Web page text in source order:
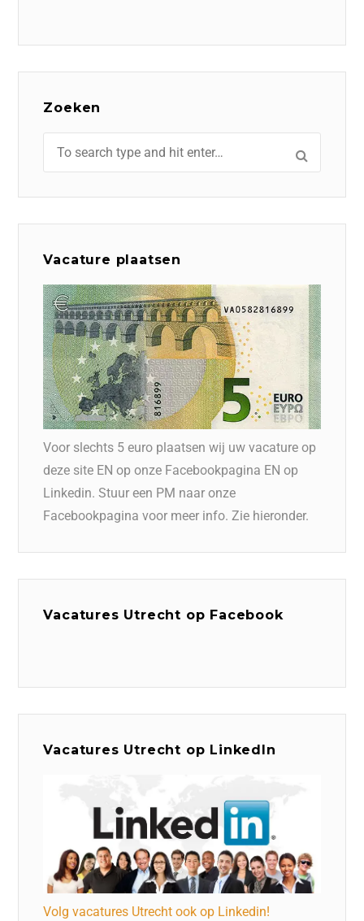
Zoeken
Vacature plaatsen
Voor slechts 5 euro plaatsen wij uw vacature op
deze site EN op onze Facebookpagina EN op
Linkedin. Stuur een PM naar onze
Facebookpagina voor meer info. Zie hieronder.
Vacatures Utrecht op Facebook
Vacatures Utrecht op LinkedIn
Volg vacatures Utrecht ook op Linkedin!